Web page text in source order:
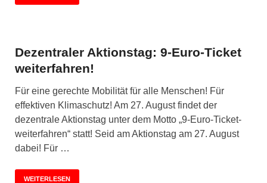
Dezentraler Aktionstag: 9-Euro-Ticket
weiterfahren!
Für eine gerechte Mobilität für alle Menschen! Für
effektiven Klimaschutz! Am 27. August findet der
dezentrale Aktionstag unter dem Motto „9-Euro-Ticket-
weiterfahren“ statt! Seid am Aktionstag am 27. August
dabei! Für …
WEITERLESEN